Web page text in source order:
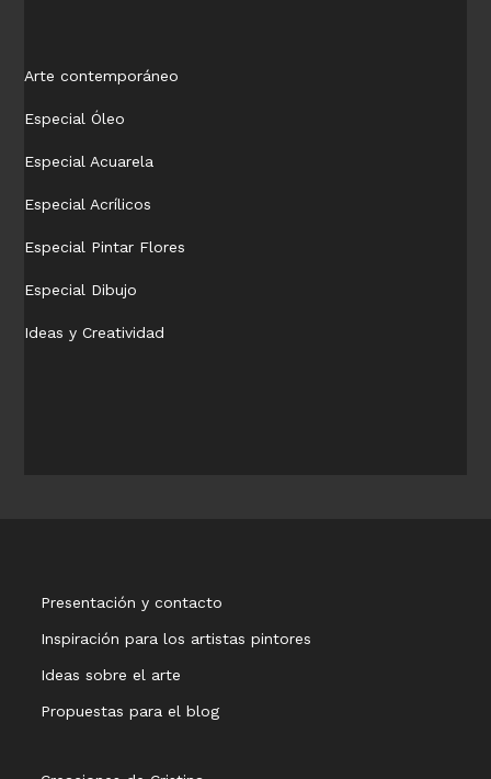
Arte contemporáneo
Especial Óleo
Especial Acuarela
Especial Acrílicos
Especial Pintar Flores
Especial Dibujo
Ideas y Creatividad
Presentación y contacto
Inspiración para los artistas pintores
Ideas sobre el arte
Propuestas para el blog